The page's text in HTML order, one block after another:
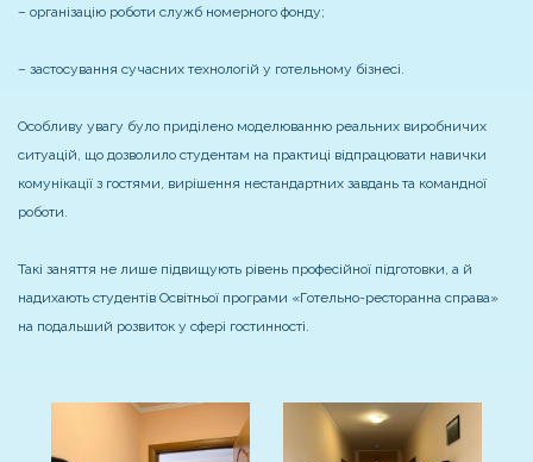
– організацію роботи служб номерного фонду;
– застосування сучасних технологій у готельному бізнесі.
Особливу увагу було приділено моделюванню реальних виробничих
ситуацій, що дозволило студентам на практиці відпрацювати навички
комунікації з гостями, вирішення нестандартних завдань та командної
роботи.
Такі заняття не лише підвищують рівень професійної підготовки, а й
надихають студентів Освітньої програми «Готельно-ресторанна справа»
на подальший розвиток у сфері гостинності.